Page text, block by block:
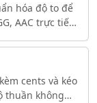
hóa độ to để
AAC trực tiếp
cents và kéo
thuần không